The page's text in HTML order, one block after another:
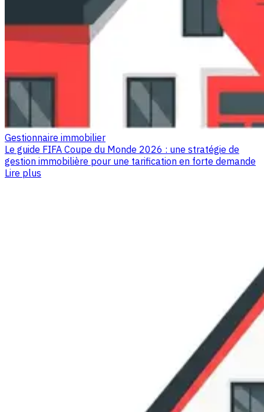
Gestionnaire immobilier
Le guide FIFA Coupe du Monde 2026 : une stratégie de
gestion immobilière pour une tarification en forte demande
Lire plus